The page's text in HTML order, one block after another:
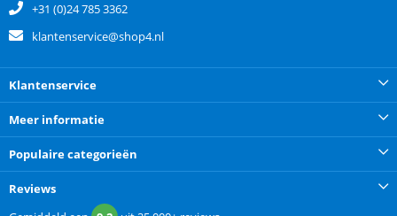
+31 (0)24 785 3362
klantenservice@shop4.nl
Klantenservice
Meer informatie
Populaire categorieën
Reviews